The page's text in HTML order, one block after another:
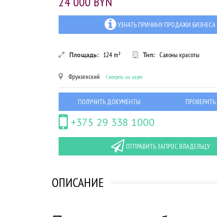
УЗНАТЬ ПРИЧИНУ ПРОДАЖИ БИЗНЕСА
Площадь: 124 m² Тип: Салоны красоты
Фрунзенский Смотреть на карте
ПОЛУЧИТЬ ДОКУМЕНТЫ
+375 29 338 1000
ОТПРАВИТЬ ЗАПРОС ВЛАДЕЛЬЦУ
ОПИСАНИЕ